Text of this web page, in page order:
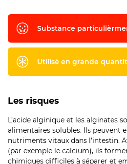
Substance
Utilisé en grande
Les risques
L’acide alginique et les alginates
alimentaires solubles. Ils peuvent
nutriments vitaux dans l’intestin.
(par exemple le calcium), ils
chimiques difficiles à séparer et